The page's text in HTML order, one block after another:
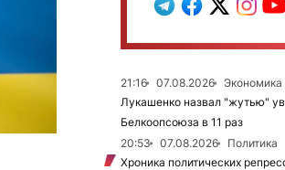
21:16 07.08.2026
Экономика
Лукашенко назвал "жутью"
Белкоопсоюза в 11 раз
20:53
07.08.2026
Политика
Хроника политических